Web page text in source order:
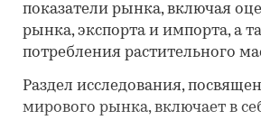
показатели рынка, включая
рынка, экспорта и импорта, а
потребления растительного
Раздел исследования,
мирового рынка, включает в